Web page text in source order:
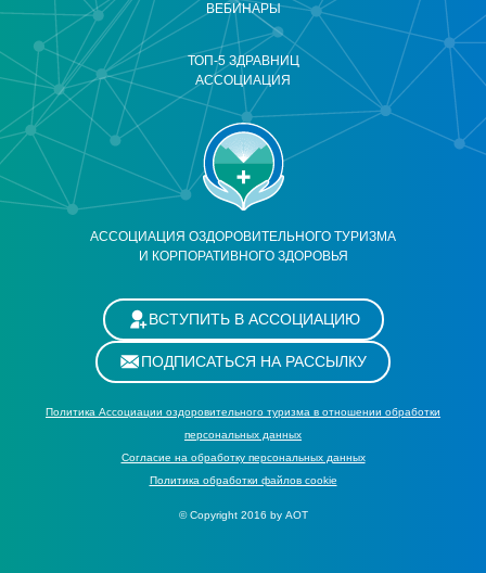
АССОЦИАЦИЯ ОЗДОРОВИТЕЛЬНОГО ТУРИЗМА
И КОРПОРАТИВНОГО ЗДОРОВЬЯ
ВЕБИНАРЫ
ТОП-5 ЗДРАВНИЦ
АССОЦИАЦИЯ
ВСТУПИТЬ В АССОЦИАЦИЮ
ПОДПИСАТЬСЯ НА РАССЫЛКУ
Политика Ассоциации оздоровительного туризма в отношении обработки
персональных данных
Cогласие на обработку персональных данных
Политика обработки файлов cookie
© Copyright 2016 by АОТ